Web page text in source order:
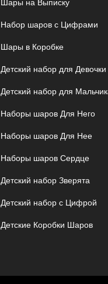
Шары на Выписку
Набор шаров с Цифрами
Шары в Коробке
Детский набор для Девочки
Детский набор для
Наборы шаров Для Него
Наборы шаров Для Нее
Наборы шаров Сердце
Детский набор Зверята
Детский набор с Цифрой
Детские Коробки Шаров